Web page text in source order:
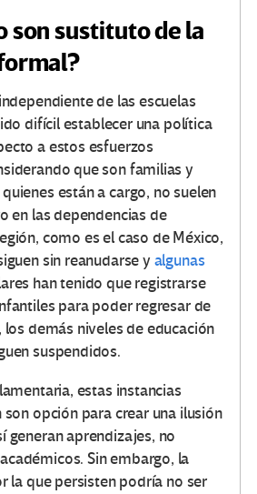
son sustituto de la
de las escuelas
difícil establecer una política
a estos esfuerzos
que son familias y
están a cargo, no suelen
en las dependencias de
como es el caso de México,
sin reanudarse y algunas
han tenido que registrarse
para poder regresar de
demás niveles de educación
suspendidos.
estas instancias
opción para crear una ilusión
generan aprendizajes, no
Sin embargo, la
la que persisten podría no ser